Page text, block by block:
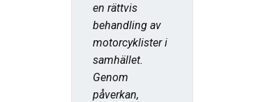
en rättvis
behandling av
motorcyklister i
samhället.
Genom
påverkan,